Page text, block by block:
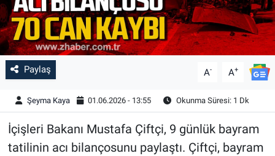
Paylaş A- A+
Şeyma Kaya 01.06.2026 - 13:55 Okunma Süresi: 1 Dk
İçişleri Bakanı Mustafa Çiftçi, 9 günlük bayram
tatilinin acı bilançosunu paylaştı. Çiftçi, bayram